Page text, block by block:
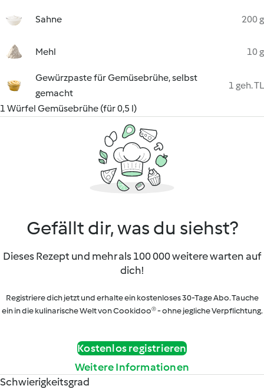
Sahne 200 g
Mehl 10 g
Gewürzpaste für Gemüsebrühe, selbst
gemacht
1 geh. TL
1 Würfel Gemüsebrühe (für 0,5 l)
Gefällt dir, was du siehst?
Dieses Rezept und mehr als 100 000 weitere warten auf
dich!
Registriere dich jetzt und erhalte ein kostenloses 30-Tage Abo. Tauche
ein in die kulinarische Welt von Cookidoo® - ohne jegliche Verpflichtung.
Kostenlos registrieren
Weitere Informationen
Schwierigkeitsgrad